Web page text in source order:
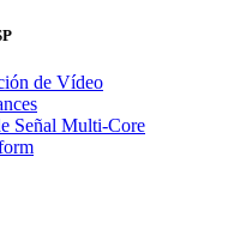
de Vídeo
Señal Multi-Core